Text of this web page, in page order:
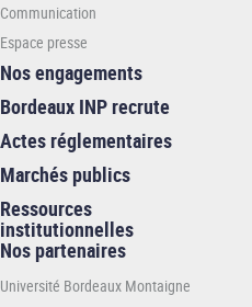
Communication
Espace presse
Nos engagements
Bordeaux INP recrute
Actes réglementaires
Marchés publics
Ressources
institutionnelles
Nos partenaires
Université Bordeaux Montaigne